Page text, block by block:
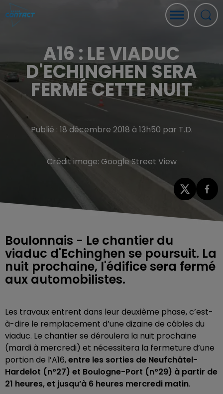
A16 : LE VIADUC
D'ECHINGHEN SERA
FERMÉ CETTE NUIT
Publié : 18 décembre 2018 à 13h50 par T.D.
Crédit image: Google Street View
Boulonnais - Le chantier du
viaduc d'Echinghen se poursuit. La
nuit prochaine, l'édifice sera fermé
aux automobilistes.
Les travaux entrent dans leur deuxième phase, c’est-
à-dire le remplacement d’une dizaine de câbles du
viaduc. Le chantier se déroulera la nuit prochaine
(mardi à mercredi) et nécessitera la fermeture d’une
portion de l’A16,entre les sorties de Neufchâtel-
Hardelot (n°27) et Boulogne-Port (n°29) à partir de
21 heures, et jusqu’à 6 heures mercredi matin.